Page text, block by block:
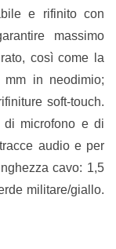
e rifinito con
massimo
così come la
in neodimio;
soft-touch.
di microfono e di
audio e per
cavo: 1,5
militare/giallo.